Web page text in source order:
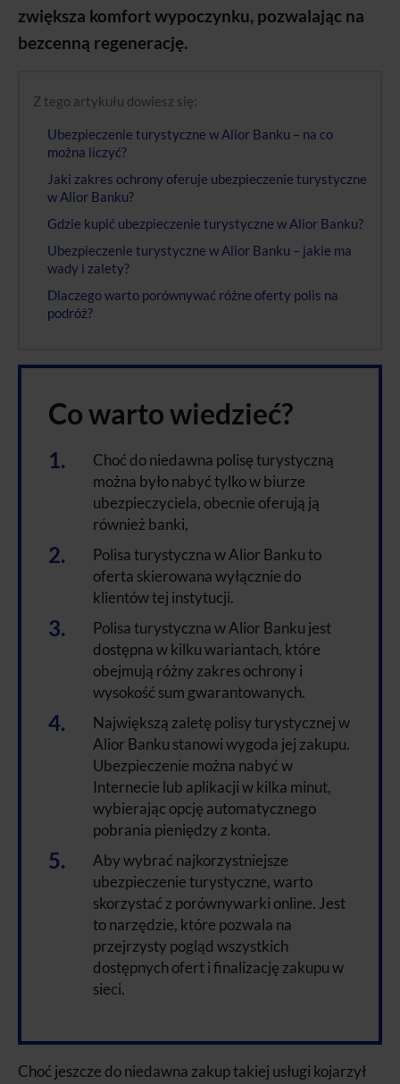
zwiększa komfort wypoczynku, pozwalając na
bezcenną regenerację.
Co warto wiedzieć?
Choć do niedawna polisę turystyczną
można było nabyć tylko w biurze
ubezpieczyciela, obecnie oferują ją
również banki,
Polisa turystyczna w Alior Banku to
oferta skierowana wyłącznie do
klientów tej instytucji.
Polisa turystyczna w Alior Banku jest
dostępna w kilku wariantach, które
obejmują różny zakres ochrony i
wysokość sum gwarantowanych.
Największą zaletę polisy turystycznej w
Alior Banku stanowi wygoda jej zakupu.
Ubezpieczenie można nabyć w
Internecie lub aplikacji w kilka minut,
wybierając opcję automatycznego
pobrania pieniędzy z konta.
Aby wybrać najkorzystniejsze
ubezpieczenie turystyczne, warto
skorzystać z porównywarki online. Jest
to narzędzie, które pozwala na
przejrzysty pogląd wszystkich
dostępnych ofert i finalizację zakupu w
sieci.
Choć jeszcze do niedawna zakup takiej usługi kojarzył
Z tego artykułu dowiesz się:
Ubezpieczenie turystyczne w Alior Banku – na co
można liczyć?
Jaki zakres ochrony oferuje ubezpieczenie turystyczne
w Alior Banku?
Gdzie kupić ubezpieczenie turystyczne w Alior Banku?
Ubezpieczenie turystyczne w Alior Banku – jakie ma
wady i zalety?
Dlaczego warto porównywać różne oferty polis na
podróż?